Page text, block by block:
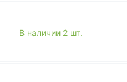
В наличии 2 шт.